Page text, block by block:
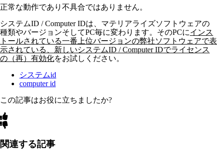
正常な動作であり不具合ではありません。
システムID / Computer IDは、マテリアライズソフトウェアの
種類やバージョンそしてPC毎に変わります。そのPCにインス
トールされている一番上位バージョンの弊社ソフトウェアで表
示されている、新しいシステムID / Computer IDでライセンス
の（再）有効化をお試しください。
システムid
computer id
この記事はお役に立ちましたか?
関連する記事